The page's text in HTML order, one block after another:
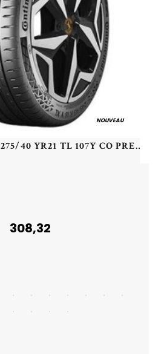
NOUVEAU
CONTINENTAL - 275/40 YR21 TL 107Y CO PREMIUM CONT 7 XL (EV) - 2754021 - CAB
308,32